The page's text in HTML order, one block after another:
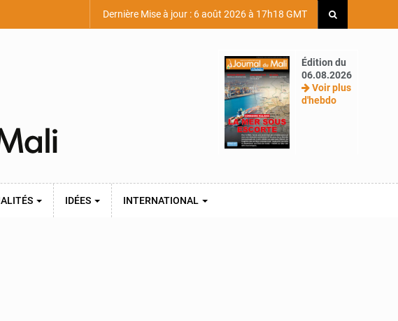
Dernière Mise à jour : 6 août 2026 à 17h18 GMT
Édition du
06.08.2026
Voir plus
d'hebdo
IDÉES INTERNATIONAL